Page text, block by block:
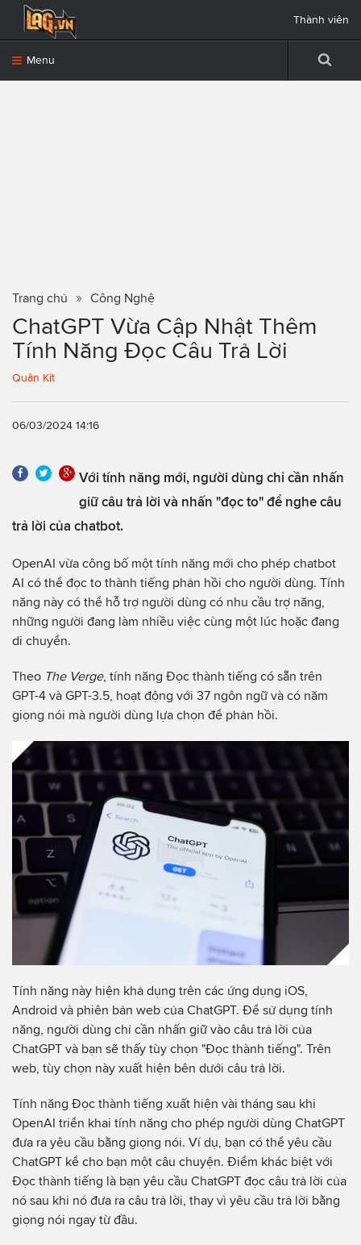
Menu
Thành viên
Trang chủ Công Nghệ
ChatGPT Vừa Cập Nhật Thêm
Tính Năng Đọc Câu Trả Lời
Quân Kít
06/03/2024 14:16
Với tính năng mới, người dùng chỉ cần nhấn
giữ câu trả lời và nhấn "đọc to" để nghe câu
trả lời của chatbot.
OpenAI vừa công bố một tính năng mới cho phép chatbot
AI có thể đọc to thành tiếng phản hồi cho người dùng. Tính
năng này có thể hỗ trợ người dùng có nhu cầu trợ năng,
những người đang làm nhiều việc cùng một lúc hoặc đang
di chuyển.
Theo The Verge, tính năng Đọc thành tiếng có sẵn trên
GPT-4 và GPT-3.5, hoạt động với 37 ngôn ngữ và có năm
giọng nói mà người dùng lựa chọn để phản hồi.
Tính năng này hiện khả dụng trên các ứng dụng iOS,
Android và phiên bản web của ChatGPT. Để sử dụng tính
năng, người dùng chỉ cần nhấn giữ vào câu trả lời của
ChatGPT và bạn sẽ thấy tùy chọn "Đọc thành tiếng". Trên
web, tùy chọn này xuất hiện bên dưới câu trả lời.
Tính năng Đọc thành tiếng xuất hiện vài tháng sau khi
OpenAI triển khai tính năng cho phép người dùng ChatGPT
đưa ra yêu cầu bằng giọng nói. Ví dụ, bạn có thể yêu cầu
ChatGPT kể cho bạn một câu chuyện. Điểm khác biệt với
Đọc thành tiếng là bạn yêu cầu ChatGPT đọc câu trả lời của
nó sau khi nó đưa ra câu trả lời, thay vì yêu cầu trả lời bằng
giọng nói ngay từ đầu.